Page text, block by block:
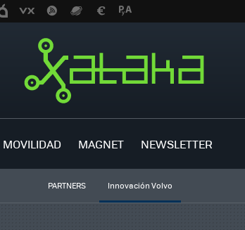
MOVILIDAD MAGNET NEWSLETTER
PARTNERS Innovación Volvo